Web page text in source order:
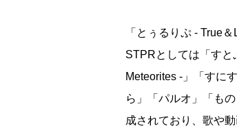
「とぅるりぷ - True
STPRとしては「すと
Meteorites -」「すに
ら」「パルオ」「も
成されており、歌や